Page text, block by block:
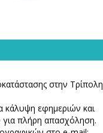
στην Τρίπολη
κάλυψη εφημεριών και
πλήρη απασχόληση.